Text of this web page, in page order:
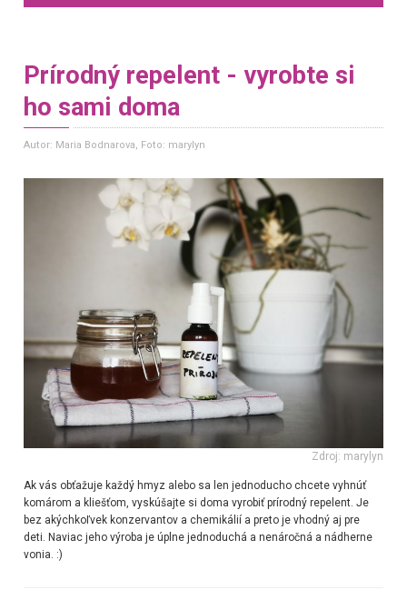
Prírodný repelent - vyrobte si
ho sami doma
Autor: Maria Bodnarova, Foto: marylyn
Zdroj: marylyn
Ak vás obťažuje každý hmyz alebo sa len jednoducho chcete vyhnúť
komárom a kliešťom, vyskúšajte si doma vyrobiť prírodný repelent. Je
bez akýchkoľvek konzervantov a chemikálií a preto je vhodný aj pre
deti. Naviac jeho výroba je úplne jednoduchá a nenáročná a nádherne
vonia. :)